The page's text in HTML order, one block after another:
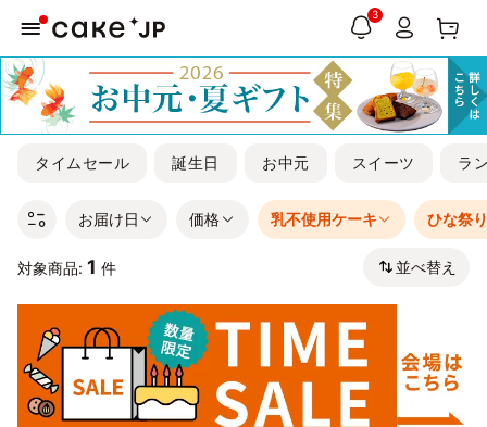
3
タイムセール 誕生日 お中元 スイーツ ラ
お届け日 価格 乳不使用ケーキ ひな祭
対象商品: 1 件 並べ替え